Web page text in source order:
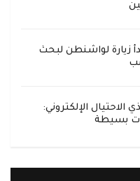
زيارة لواشنطن لبحث
الاحتيال الإلكتروني:
بسيطة